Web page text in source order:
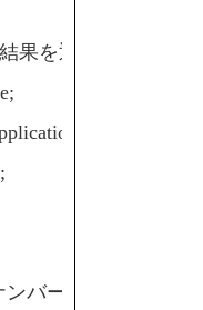
果を返す
json");
バーズ4の統計情